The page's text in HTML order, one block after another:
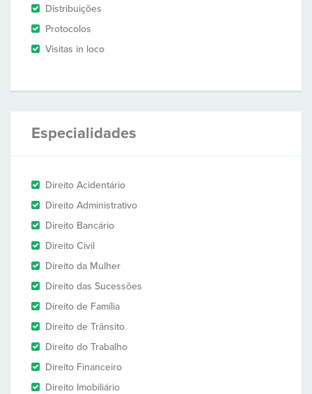
Distribuições
Protocolos
Visitas in loco
Especialidades
Direito Acidentário
Direito Administrativo
Direito Bancário
Direito Civil
Direito da Mulher
Direito das Sucessões
Direito de Família
Direito de Trânsito
Direito do Trabalho
Direito Financeiro
Direito Imobiliário